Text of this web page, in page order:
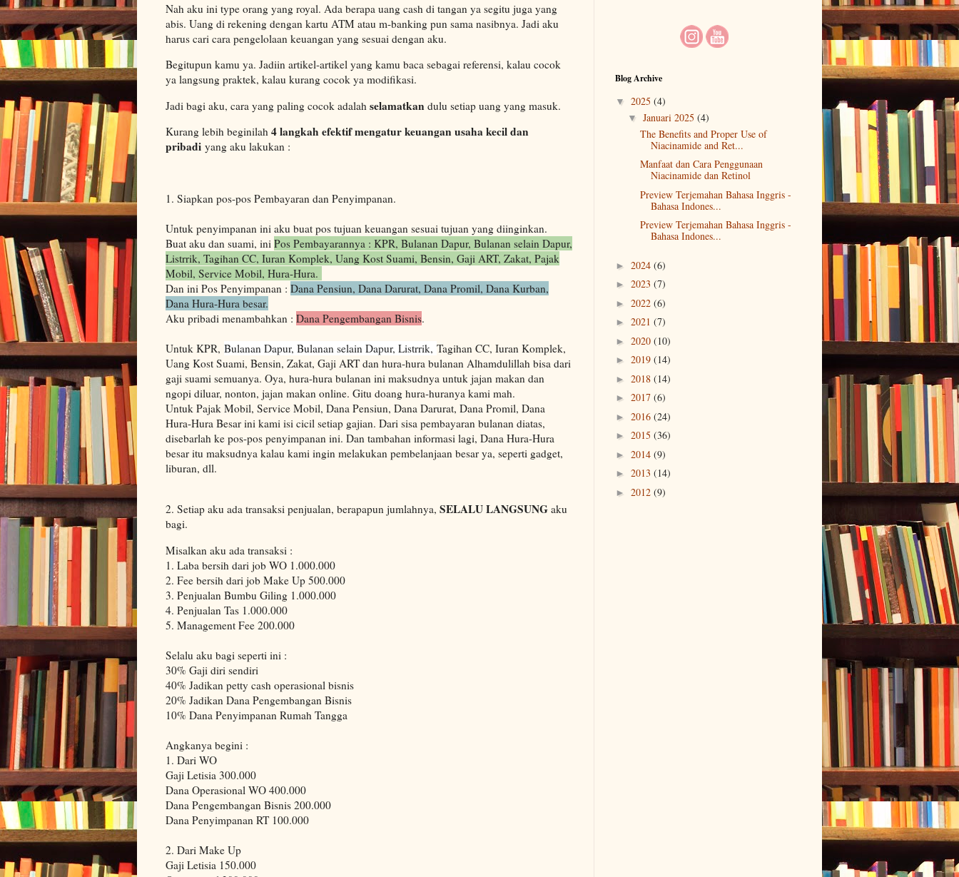
Nah aku ini type orang yang royal. Ada berapa uang cash di tangan ya segitu juga yang
abis. Uang di rekening dengan kartu ATM atau m-banking pun sama nasibnya. Jadi aku
harus cari cara pengelolaan keuangan yang sesuai dengan aku.
Begitupun kamu ya. Jadiin artikel-artikel yang kamu baca sebagai referensi, kalau cocok
ya langsung praktek, kalau kurang cocok ya modifikasi.
Jadi bagi aku, cara yang paling cocok adalah selamatkan dulu setiap uang yang masuk.
Kurang lebih beginilah 4 langkah efektif mengatur keuangan usaha kecil dan
pribadi yang aku lakukan :
1. Siapkan pos-pos Pembayaran dan Penyimpanan.
Untuk penyimpanan ini aku buat pos tujuan keuangan sesuai tujuan yang diinginkan.
Buat aku dan suami, ini Pos Pembayarannya : KPR, Bulanan Dapur, Bulanan selain Dapur,
Listrrik, Tagihan CC, Iuran Komplek, Uang Kost Suami, Bensin, Gaji ART, Zakat, Pajak
Mobil, Service Mobil, Hura-Hura.
Dan ini Pos Penyimpanan : Dana Pensiun, Dana Darurat, Dana Promil, Dana Kurban,
Dana Hura-Hura besar.
Aku pribadi menambahkan : Dana Pengembangan Bisnis.
Untuk KPR, Bulanan Dapur, Bulanan selain Dapur, Listrrik, Tagihan CC, Iuran Komplek,
Uang Kost Suami, Bensin, Zakat, Gaji ART dan hura-hura bulanan Alhamdulillah bisa dari
gaji suami semuanya. Oya, hura-hura bulanan ini maksudnya untuk jajan makan dan
ngopi diluar, nonton, jajan makan online. Gitu doang hura-huranya kami mah.
Untuk Pajak Mobil, Service Mobil, Dana Pensiun, Dana Darurat, Dana Promil, Dana
Hura-Hura Besar ini kami isi cicil setiap gajian. Dari sisa pembayaran bulanan diatas,
disebarlah ke pos-pos penyimpanan ini. Dan tambahan informasi lagi, Dana Hura-Hura
besar itu maksudnya kalau kami ingin melakukan pembelanjaan besar ya, seperti gadget,
liburan, dll.
2. Setiap aku ada transaksi penjualan, berapapun jumlahnya, SELALU LANGSUNG aku
bagi.
Misalkan aku ada transaksi :
1. Laba bersih dari job WO 1.000.000
2. Fee bersih dari job Make Up 500.000
3. Penjualan Bumbu Giling 1.000.000
4. Penjualan Tas 1.000.000
5. Management Fee 200.000
Selalu aku bagi seperti ini :
30% Gaji diri sendiri
40% Jadikan petty cash operasional bisnis
20% Jadikan Dana Pengembangan Bisnis
10% Dana Penyimpanan Rumah Tangga
Angkanya begini :
1. Dari WO
Gaji Letisia 300.000
Dana Operasional WO 400.000
Dana Pengembangan Bisnis 200.000
Dana Penyimpanan RT 100.000
2. Dari Make Up
Gaji Letisia 150.000
Blog Archive
▼ 2025 (4)
▼ Januari 2025 (4)
The Benefits and Proper Use of
Niacinamide and Ret...
Manfaat dan Cara Penggunaan
Niacinamide dan Retinol
Preview Terjemahan Bahasa Inggris -
Bahasa Indones...
Preview Terjemahan Bahasa Inggris -
Bahasa Indones...
► 2024 (6)
► 2023 (7)
► 2022 (6)
► 2021 (7)
► 2020 (10)
► 2019 (14)
► 2018 (14)
► 2017 (6)
► 2016 (24)
► 2015 (36)
► 2014 (9)
► 2013 (14)
► 2012 (9)